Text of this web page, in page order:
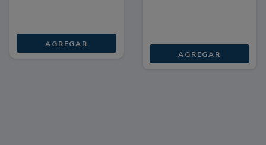
AGREGAR
AGREGAR